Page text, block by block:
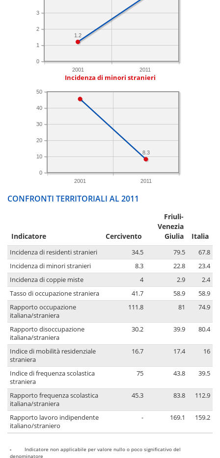
2001 2011
0
1
2
3
1.2
Incidenza di minori stranieri
2001 2011
0
10
20
30
40
50
8.3
CONFRONTI TERRITORIALI AL 2011
Indicatore Cercivento
Friuli-
Venezia
Giulia
Italia
Incidenza di residenti stranieri 34.5 79.5
67.8
Incidenza di minori stranieri
8.3 22.8
23.4
Incidenza di coppie miste
4 2.9
2.4
Tasso di occupazione straniera
41.7 58.9
58.9
Rapporto occupazione
italiana/straniera
111.8 81 74.9
Rapporto disoccupazione
italiana/straniera
30.2 39.9 80.4
Indice di mobilità residenziale
straniera
16.7 17.4 16
Indice di frequenza scolastica
straniera
75 43.8 39.5
Rapporto frequenza scolastica
italiana/straniera
45.3 83.8 112.9
Rapporto lavoro indipendente
italiano/straniero
- 169.1 159.2
-
Indicatore non applicabile per valore nullo o poco significativo del
denominatore